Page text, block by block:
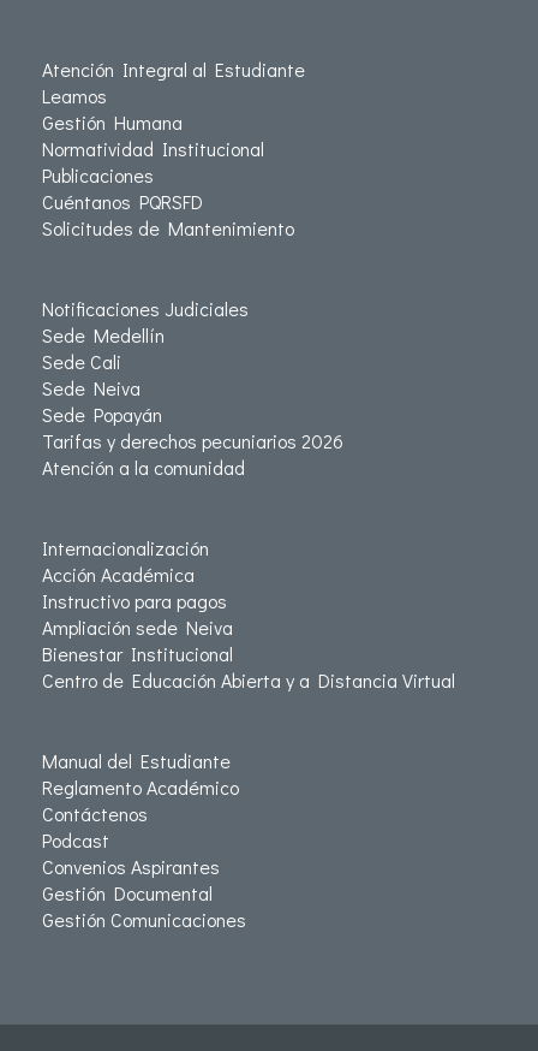
Atención Integral al Estudiante
Leamos
Gestión Humana
Normatividad Institucional
Publicaciones
Cuéntanos PQRSFD
Solicitudes de Mantenimiento
Notificaciones Judiciales
Sede Medellín
Sede Cali
Sede Neiva
Sede Popayán
Tarifas y derechos pecuniarios 2026
Atención a la comunidad
Internacionalización
Acción Académica
Instructivo para pagos
Ampliación sede Neiva
Bienestar Institucional
Centro de Educación Abierta y a Distancia Virtual
Manual del Estudiante
Reglamento Académico
Contáctenos
Podcast
Convenios Aspirantes
Gestión Documental
Gestión Comunicaciones